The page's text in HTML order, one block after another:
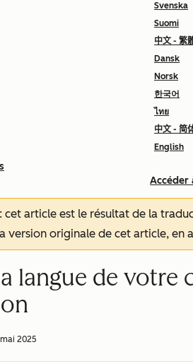
Svenska
Suomi
中文 - 繁
Dansk
Norsk
한국어
ไทย
中文 - 简
English
Accéder
: cet article est le résultat de la
version originale de cet article, en
langue de votre
2025